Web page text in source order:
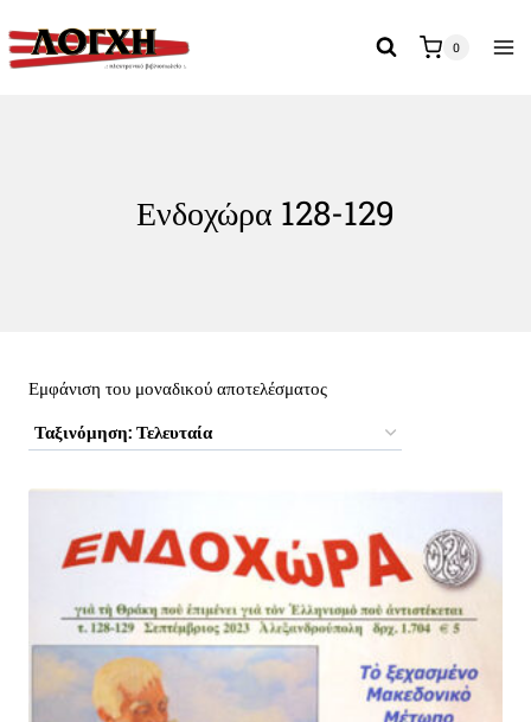
to
0
Ενδοχώρα 128-129
Εμφάνιση του μοναδικού αποτελέσματος